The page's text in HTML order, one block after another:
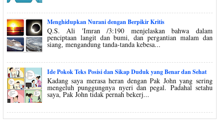
Menghidupkan Nurani dengan Berpikir Kritis
Q.S. Ali 'Imran /3:190 menjelaskan bahwa dalam
penciptaan langit dan bumi, dan pergantian malam dan
siang, mengandung tanda-tanda kebesa...
Ide Pokok Teks Posisi dan Sikap Duduk yang Benar dan Sehat
Kadang saya merasa heran dengan Pak John yang sering
mengeluh punggungnya nyeri dan pegal. Padahal setahu
saya, Pak John tidak pernah bekerj...